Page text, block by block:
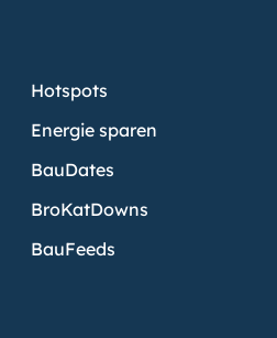
Hotspots
Energie sparen
BauDates
BroKatDowns
BauFeeds